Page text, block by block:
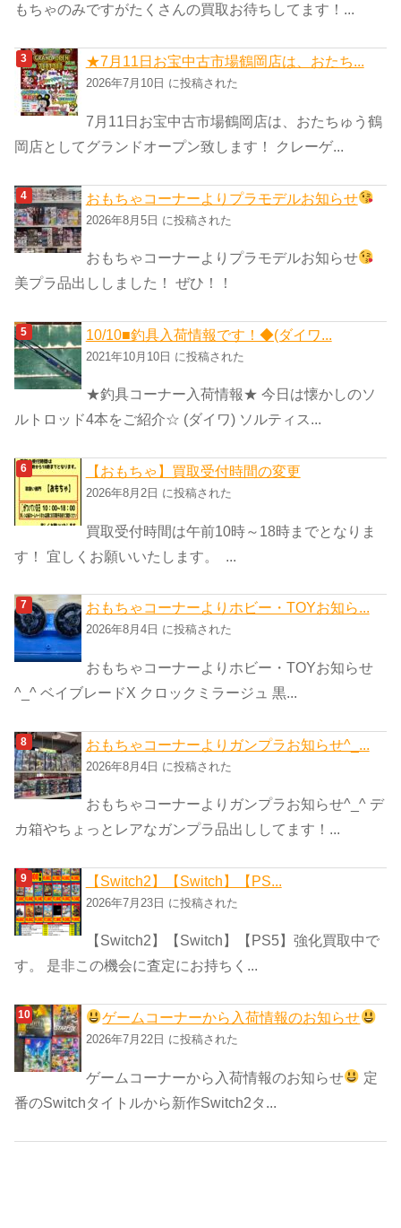
もちゃのみですがたくさんの買取お待ちしてます！...
★7月11日お宝中古市場鶴岡店は、おたち...
2026年7月10日 に投稿された
7月11日お宝中古市場鶴岡店は、おたちゅう鶴
岡店としてグランドオープン致します！ クレーゲ...
おもちゃコーナーよりプラモデルお知らせ
2026年8月5日 に投稿された
おもちゃコーナーよりプラモデルお知らせ
美プラ品出ししました！ ぜひ！！
10/10■釣具入荷情報です！◆(ダイワ...
2021年10月10日 に投稿された
★釣具コーナー入荷情報★ 今日は懐かしのソ
ルトロッド4本をご紹介☆ (ダイワ) ソルティス...
【おもちゃ】買取受付時間の変更
2026年8月2日 に投稿された
買取受付時間は午前10時～18時までとなりま
す！ 宜しくお願いいたします。 ...
おもちゃコーナーよりホビー・TOYお知ら...
2026年8月4日 に投稿された
おもちゃコーナーよりホビー・TOYお知らせ
^_^ ベイブレードX クロックミラージュ 黒...
おもちゃコーナーよりガンプラお知らせ^_...
2026年8月4日 に投稿された
おもちゃコーナーよりガンプラお知らせ^_^ デ
カ箱やちょっとレアなガンプラ品出ししてます！...
【Switch2】【Switch】【PS...
2026年7月23日 に投稿された
【Switch2】【Switch】【PS5】強化買取中で
す。 是非この機会に査定にお持ちく...
ゲームコーナーから入荷情報のお知らせ
2026年7月22日 に投稿された
ゲームコーナーから入荷情報のお知らせ
定
番のSwitchタイトルから新作Switch2タ...